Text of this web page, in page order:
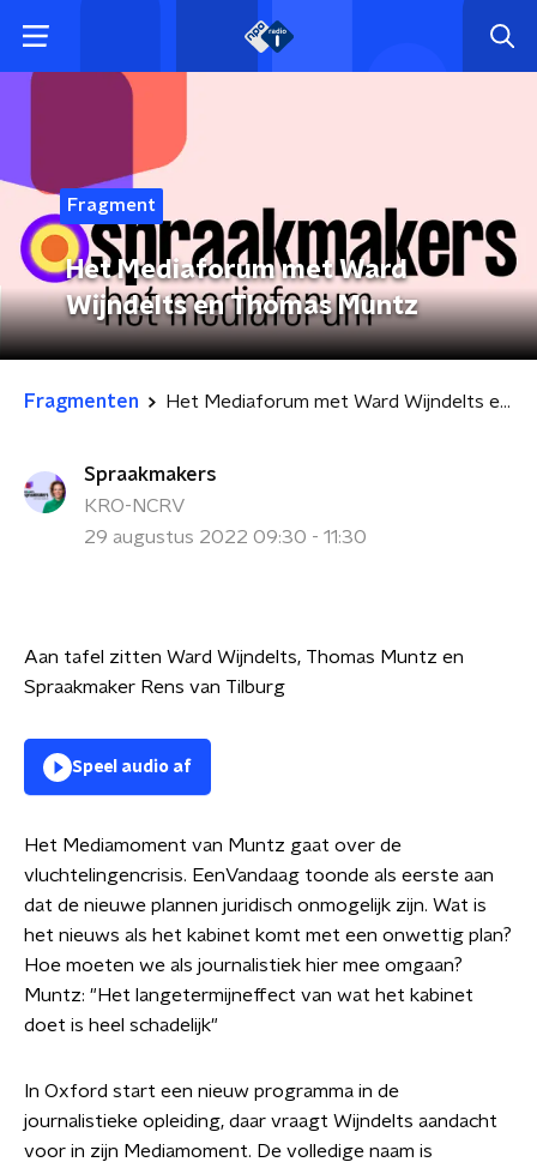
Fragment
Het Mediaforum met Ward
Wijndelts en Thomas Muntz
Fragmenten Het Mediaforum met Ward Wijndelts en Thomas Muntz
Spraakmakers
KRO-NCRV
29 augustus 2022 09:30 - 11:30
Aan tafel zitten Ward Wijndelts, Thomas Muntz en
Spraakmaker Rens van Tilburg
Speel audio af
Het Mediamoment van Muntz gaat over de
vluchtelingencrisis. EenVandaag toonde als eerste aan
dat de nieuwe plannen juridisch onmogelijk zijn. Wat is
het nieuws als het kabinet komt met een onwettig plan?
Hoe moeten we als journalistiek hier mee omgaan?
Muntz: "Het langetermijneffect van wat het kabinet
doet is heel schadelijk"
In Oxford start een nieuw programma in de
journalistieke opleiding, daar vraagt Wijndelts aandacht
voor in zijn Mediamoment. De volledige naam is